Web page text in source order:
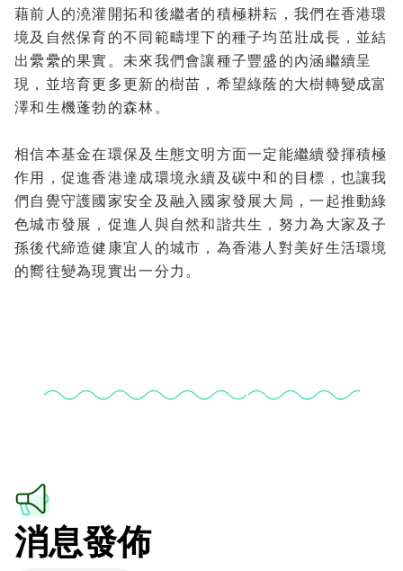
藉前人的澆灌開拓和後繼者的積極耕耘，我們在香港環
境及自然保育的不同範疇埋下的種子均茁壯成長，並結
出纍纍的果實。未來我們會讓種子豐盛的內涵繼續呈
現，並培育更多更新的樹苗，希望綠蔭的大樹轉變成富
澤和生機蓬勃的森林。
相信本基金在環保及生態文明方面一定能繼續發揮積極
作用，促進香港達成環境永續及碳中和的目標，也讓我
們自覺守護國家安全及融入國家發展大局，一起推動綠
色城市發展，促進人與自然和諧共生，努力為大家及子
孫後代締造健康宜人的城市，為香港人對美好生活環境
的嚮往變為現實出一分力。
消息發佈